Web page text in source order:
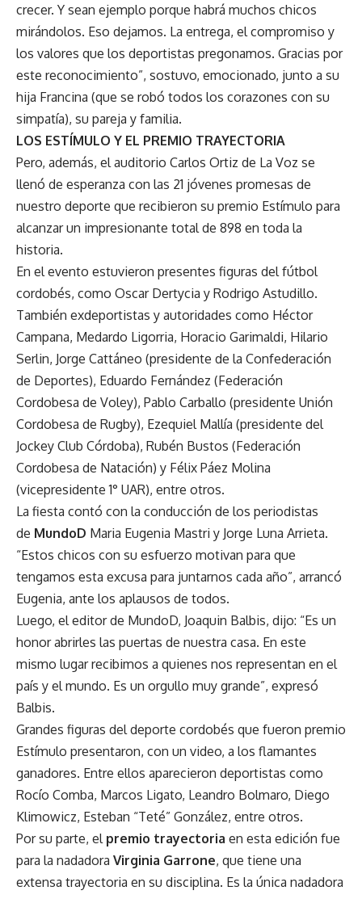
crecer. Y sean ejemplo porque habrá muchos chicos
mirándolos. Eso dejamos. La entrega, el compromiso y
los valores que los deportistas pregonamos. Gracias por
este reconocimiento”, sostuvo, emocionado, junto a su
hija Francina (que se robó todos los corazones con su
simpatía), su pareja y familia.
LOS ESTÍMULO Y EL PREMIO TRAYECTORIA
Pero, además, el auditorio Carlos Ortiz de La Voz se
llenó de esperanza con las 21 jóvenes promesas de
nuestro deporte que recibieron su premio Estímulo para
alcanzar un impresionante total de 898 en toda la
historia.
En el evento estuvieron presentes figuras del fútbol
cordobés, como Oscar Dertycia y Rodrigo Astudillo.
También exdeportistas y autoridades como Héctor
Campana, Medardo Ligorria, Horacio Garimaldi, Hilario
Serlin, Jorge Cattáneo (presidente de la Confederación
de Deportes), Eduardo Fernández (Federación
Cordobesa de Voley), Pablo Carballo (presidente Unión
Cordobesa de Rugby), Ezequiel Mallía (presidente del
Jockey Club Córdoba), Rubén Bustos (Federación
Cordobesa de Natación) y Félix Páez Molina
(vicepresidente 1° UAR), entre otros.
La fiesta contó con la conducción de los periodistas
de MundoD Maria Eugenia Mastri y Jorge Luna Arrieta.
“Estos chicos con su esfuerzo motivan para que
tengamos esta excusa para juntarnos cada año”, arrancó
Eugenia, ante los aplausos de todos.
Luego, el editor de MundoD, Joaquin Balbis, dijo: “Es un
honor abrirles las puertas de nuestra casa. En este
mismo lugar recibimos a quienes nos representan en el
país y el mundo. Es un orgullo muy grande”, expresó
Balbis.
Grandes figuras del deporte cordobés que fueron premio
Estímulo presentaron, con un video, a los flamantes
ganadores. Entre ellos aparecieron deportistas como
Rocío Comba, Marcos Ligato, Leandro Bolmaro, Diego
Klimowicz, Esteban “Teté” González, entre otros.
Por su parte, el premio trayectoria en esta edición fue
para la nadadora Virginia Garrone, que tiene una
extensa trayectoria en su disciplina. Es la única nadadora